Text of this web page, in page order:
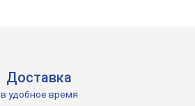
Доставка
в удобное время